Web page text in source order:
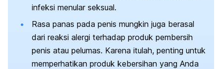
infeksi menular seksual.
Rasa panas pada penis mungkin juga berasal
dari reaksi alergi terhadap produk pembersih
penis atau pelumas. Karena itulah, penting untuk
memperhatikan produk kebersihan yang Anda